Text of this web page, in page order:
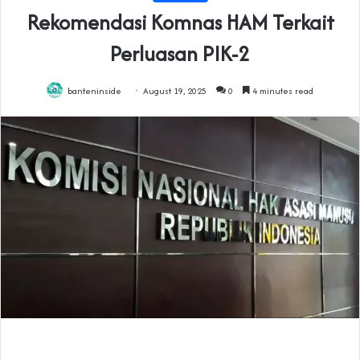
Rekomendasi Komnas HAM Terkait
Perluasan PIK-2
banteninside August 19, 2025 0 4 minutes read